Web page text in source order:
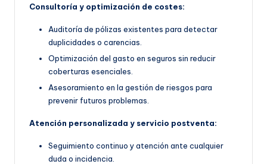
Consultoría y optimización de costes:
Auditoría de pólizas existentes para detectar
duplicidades o carencias.
Optimización del gasto en seguros sin reducir
coberturas esenciales.
Asesoramiento en la gestión de riesgos para
prevenir futuros problemas.
Atención personalizada y servicio postventa:
Seguimiento continuo y atención ante cualquier
duda o incidencia.